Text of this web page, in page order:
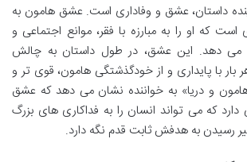
داستان، عشق و وفاداری است. عشق هامون به
است که او را به مبارزه با فقر، موانع اجتماعی و
دهد. این عشق، در طول داستان به چالش
بار با پایداری و از خودگذشتگی هامون، قوی تر و
و دریا» به خواننده نشان می دهد که عشق
دارد که می تواند انسان را به فداکاری های بزرگ
رسیدن به هدفش ثابت قدم نگه دارد.